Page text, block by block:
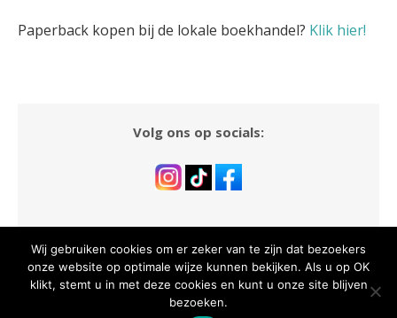
Paperback kopen bij de lokale boekhandel? Klik hier!
Volg ons op socials:
© 2026 Dutch Venture Publishing /
/
Wij gebruiken cookies om er zeker van te zijn dat bezoekers
onze website op optimale wijze kunnen bekijken. Als u op OK
klikt, stemt u in met deze cookies en kunt u onze site blijven
bezoeken.